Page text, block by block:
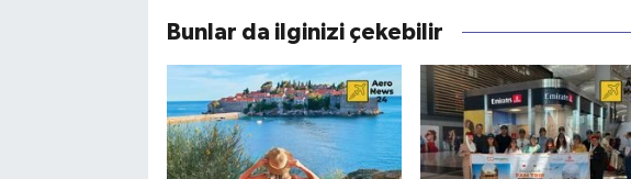
Bunlar da ilginizi çekebilir